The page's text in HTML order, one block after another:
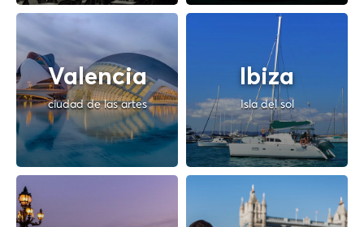
Valencia
ciudad de las artes
Ibiza
Isla del sol